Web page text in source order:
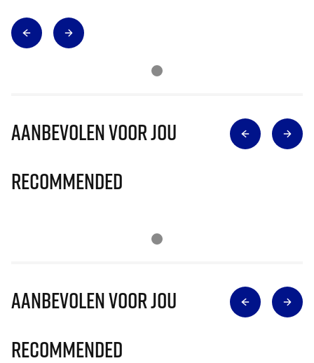
Aanbevolen voor jou
Recommended
Aanbevolen voor jou
Recommended